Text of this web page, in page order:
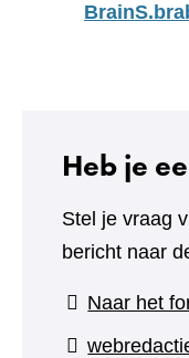
Heb je
Stel je vraag
bericht naar
Naar het